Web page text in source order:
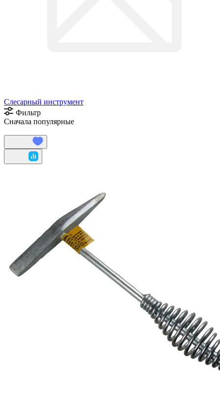
Слесарный инструмент
Фильтр
Сначала популярные